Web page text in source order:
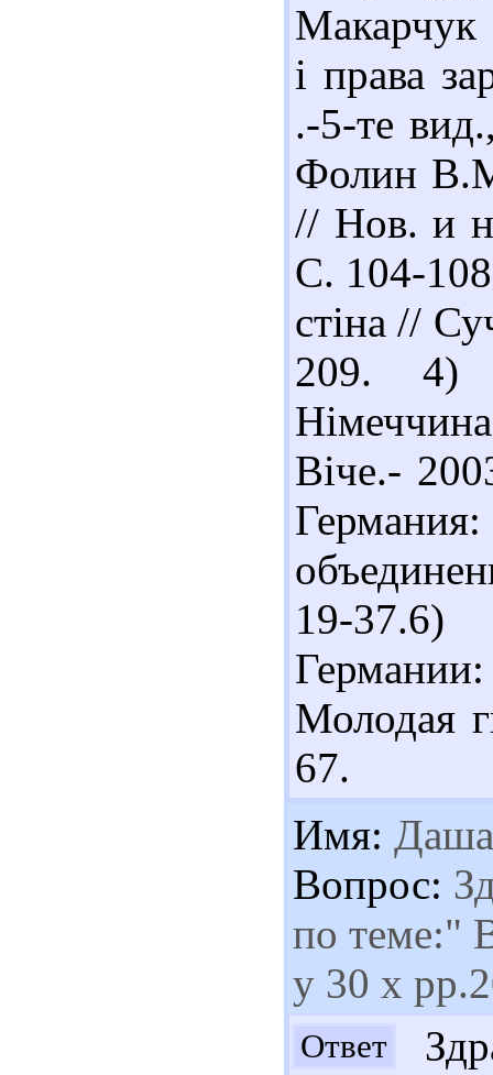
Макарчук
і права
.-5-те
Фолин
// Нов. и
С. 104-
стіна //
209. 4)
Віче.-
19-
Молодая
67.
Имя: Даша
Вопрос:
по теме:"
у 30 х
Ответ